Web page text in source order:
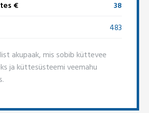
€
38
483
akupaak, mis sobib küttevee
ja küttesüsteemi veemahu